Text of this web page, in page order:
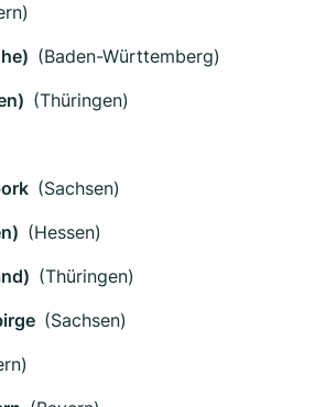
(Baden-Württemberg)
(Thüringen)
(Sachsen)
(Hessen)
(Thüringen)
(Sachsen)